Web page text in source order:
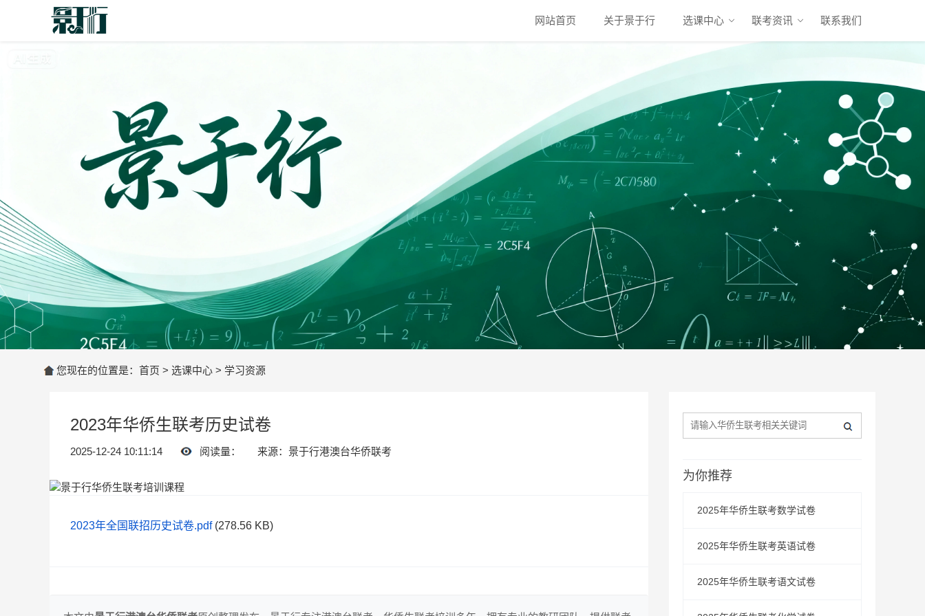
网站首页 关于景于行 选课中心 联考资讯 联系我们
您现在的位置是： 首页 > 选课中心 > 学习资源
2023年华侨生联考历史试卷
2025-12-24 10:11:14 阅读量： 来源：景于行港澳台华侨联考
2023年全国联招历史试卷.pdf(278.56 KB)
为你推荐
2025年华侨生联考数学试卷
2025年华侨生联考英语试卷
2025年华侨生联考语文试卷